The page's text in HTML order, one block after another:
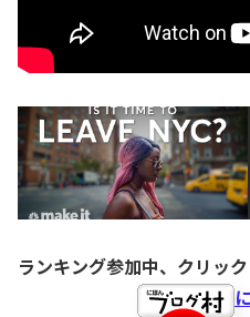
ランキング参加中、クリック